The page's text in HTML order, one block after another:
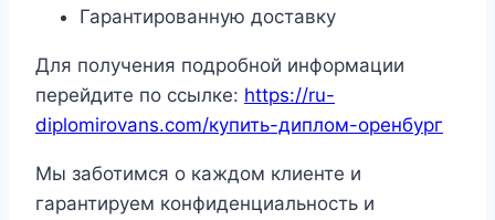
Гарантированную доставку
Для получения подробной информации
перейдите по ссылке: https://ru-
diplomirovans.com/купить-диплом-оренбург
Мы заботимся о каждом клиенте и
гарантируем конфиденциальность и